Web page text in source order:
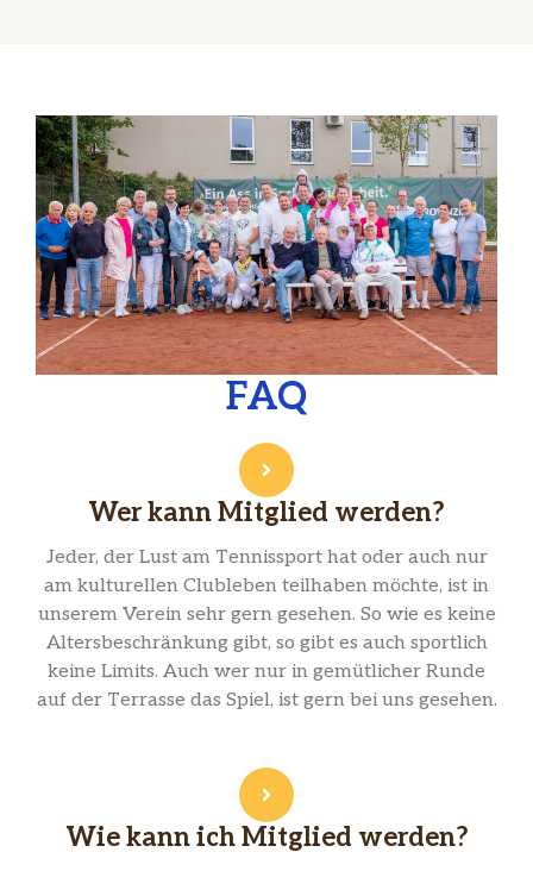
FAQ
Wer kann Mitglied werden?
Jeder, der Lust am Tennissport hat oder auch nur
am kulturellen Clubleben teilhaben möchte, ist in
unserem Verein sehr gern gesehen. So wie es keine
Altersbeschränkung gibt, so gibt es auch sportlich
keine Limits. Auch wer nur in gemütlicher Runde
auf der Terrasse das Spiel, ist gern bei uns gesehen.
Wie kann ich Mitglied werden?